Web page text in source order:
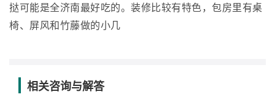
挞可能是全济南最好吃的。装修比较有特色，包房里有桌
椅、屏风和竹藤做的小几
相关咨询与解答